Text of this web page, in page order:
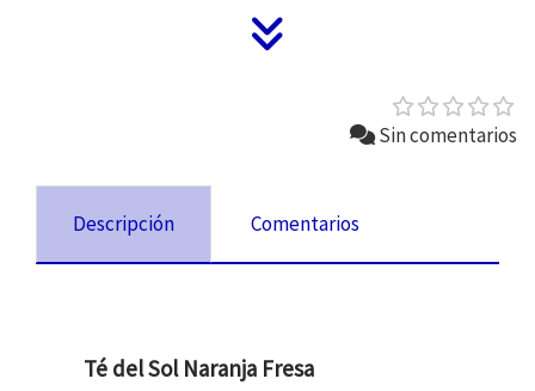
Sin comentarios
Descripción Comentarios
Té del Sol Naranja Fresa